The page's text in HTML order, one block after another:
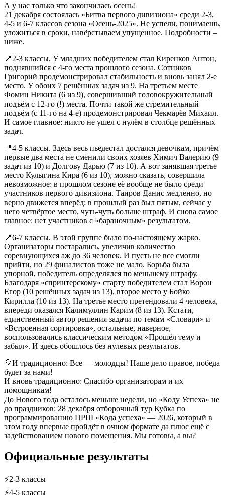
А у нас только что закончилась осень!
21 декабря состоялась «Битва первого дивизиона» среди 2-3,
4-5 и 6-7 классов сезона «Осень-2025». Не успели, понимаешь,
уложиться в сроки, навёрстываем упущенное. Подробности –
ниже.
📍2-3 классы. У младших победителем стал Киренков Антон,
поднявшийся с 4-го места прошлого сезона. Сотников
Григорий продемонстрировал стабильность и вновь занял 2-е
место. У обоих 7 решённых задач из 9. На третьем месте
Фомин Никита (6 из 9), совершивший головокружительный
подъём с 12-го (!) места. Почти такой же стремительный
подъём (с 11-го на 4-е) продемонстрировал Чекмарёв Михаил.
И самое главное: никто не ушел с нулём в столбце решённых
задач.
📍4-5 классы. Здесь весь пьедестал достался девочкам, причём
первые два места не сменили своих хозяев Химич Валерию (9
задач из 10) и Долгову Дарью (7 из 10). А вот занявшая третье
место Кулыгина Кира (6 из 10), можно сказать, совершила
невозможное: в прошлом сезоне её вообще не было среди
участников первого дивизиона. Таиров Данис медленно, но
верно движется вперёд: в прошлый раз был пятым, сейчас у
него четвёртое место, чуть-чуть больше штраф. И снова самое
главное: нет участников с «бараночным» результатом.
📍6-7 классы. В этой группе было по-настоящему жарко.
Организаторы постарались, увеличив количество
соревнующихся аж до 36 человек. И пусть не все смогли
прийти, но 29 финалистов тоже не мало. Борьба была
упорной, победитель определялся по меньшему штрафу.
Благодаря «спринтерскому» старту победителем стал Ворон
Егор (10 решённых задач из 13), второе место у Бойко
Кирилла (10 из 13). На третье место претендовали 4 человека,
впереди оказался Калимуллин Карим (8 из 13). Кстати,
единственный автор решения задачи по темам «Словари» и
«Встроенная сортировка», остальные, наверное,
воспользовались классическим методом «Прошёл тему и
забыл». И здесь обошлось без нулевых результатов.
🎈И традиционно: Все — молодцы! Наше дело правое, победа
будет за нами!
И вновь традиционно: Спасибо организаторам и их
помощникам!
До Нового года осталось меньше недели, но «Коду Успеха» не
до праздников: 28 декабря отборочный тур Кубка по
программированию ЦРШ «Кода успеха» — 2026, который в
этом году впервые пройдёт в очном формате да плюс ещё с
задействованием нового помещения. Мы готовы, а вы?
Официальные результаты
⚡2-3 классы
⚡4-5 классы